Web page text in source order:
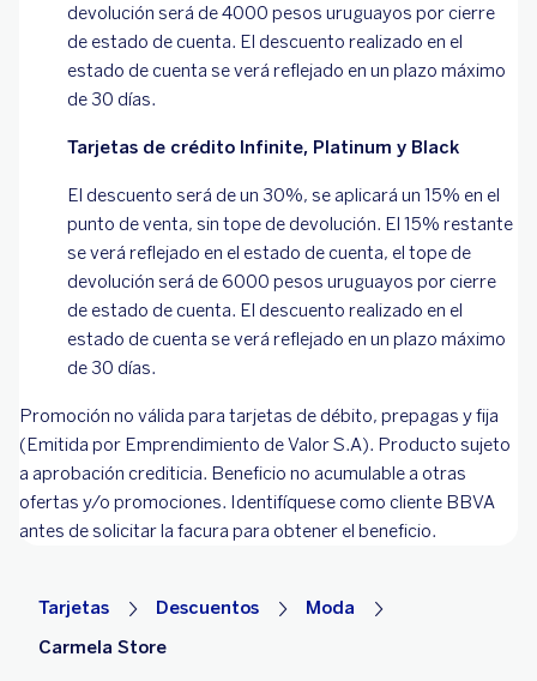
devolución será de 4000 pesos uruguayos por cierre
de estado de cuenta. El descuento realizado en el
estado de cuenta se verá reflejado en un plazo máximo
de 30 días.
Tarjetas de crédito Infinite, Platinum y Black
El descuento será de un 30%, se aplicará un 15% en el
punto de venta, sin tope de devolución. El 15% restante
se verá reflejado en el estado de cuenta, el tope de
devolución será de 6000 pesos uruguayos por cierre
de estado de cuenta. El descuento realizado en el
estado de cuenta se verá reflejado en un plazo máximo
de 30 días.
Promoción no válida para tarjetas de débito, prepagas y fija
(Emitida por Emprendimiento de Valor S.A). Producto sujeto
a aprobación crediticia. Beneficio no acumulable a otras
ofertas y/o promociones. Identifíquese como cliente BBVA
antes de solicitar la facura para obtener el beneficio.
Tarjetas Descuentos
Moda
Carmela Store